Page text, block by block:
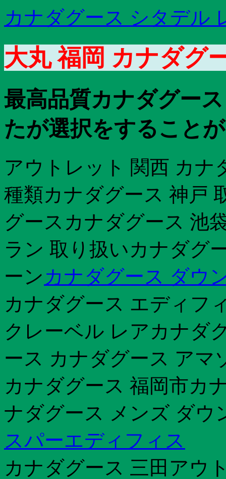
カナダグース シタデル
大丸 福岡 カナダグ
最高品質カナダグー
たが選択をすること
アウトレット 関西 カナ
種類カナダグース 神戸
グースカナダグース 池
ラン 取り扱いカナダグ
ーン カナダグース ダウ
カナダグース エディフ
クレーベル レアカナダ
ース カナダグース アマ
カナダグース 福岡市カ
ナダグース メンズ ダウ
スパーエディフィス
カナダグース 三田アウ